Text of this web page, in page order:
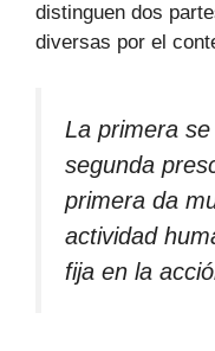
distinguen dos
diversas por el
La primera
segunda
primera da
actividad
fija en la